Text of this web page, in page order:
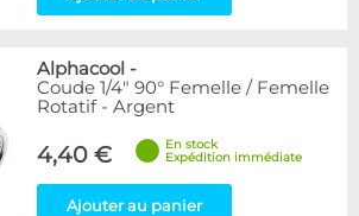
Alphacool -
Coude 1/4" 90° Femelle / Femelle
Rotatif - Argent
4,40 €
En stock
Expédition immédiate
Ajouter au panier